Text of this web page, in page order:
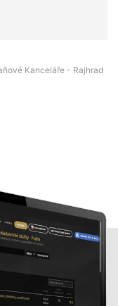
Kanceláře - Rajhrad